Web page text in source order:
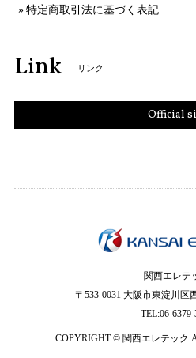
特定商取引法に基づく表記
Link リンク
Official
関西エレテ
〒533-0031 大阪市東淀川区
TEL:06-6379-
COPYRIGHT © 関西エレテック